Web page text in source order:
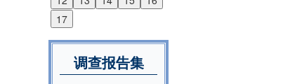
17
调查报告集